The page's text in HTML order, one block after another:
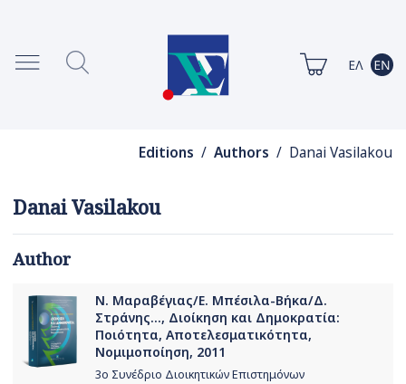
Editions / Authors / Danai Vasilakou
Danai Vasilakou
Author
Ν. Μαραβέγιας/Ε. Μπέσιλα-Βήκα/Δ.
Στράνης..., Διοίκηση και Δημοκρατία:
Ποιότητα, Αποτελεσματικότητα,
Νομιμοποίηση, 2011
3ο Συνέδριο Διοικητικών Επιστημόνων